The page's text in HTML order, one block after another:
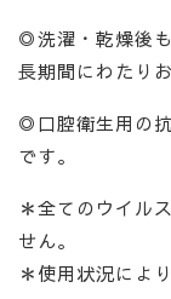
◎洗濯・乾燥後
長期間にわたり
◎口腔衛生用の
です。
＊全てのウイル
せん。
＊使用状況によ